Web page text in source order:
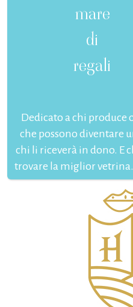
mare
di
regali
Dedicato a chi
che possono diventare
chi li riceverà in dono. E
trovare la miglior vetrina.